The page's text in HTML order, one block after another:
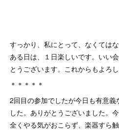
すっかり、私にとって、なくては
ある日は、１日楽しいです。いい
とうございます。これからもよろ
＊＊＊＊＊
2回目の参加でしたが今日も有意義
した。ありがとうございました。
全くやる気がおこらず、楽器すら